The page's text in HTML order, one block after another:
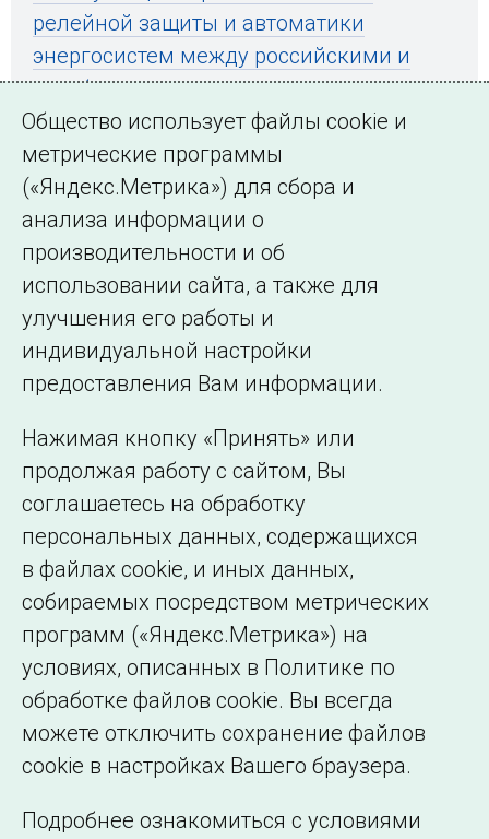
релейной защиты и автоматики
энергосистем между российскими и
зарубежными специалистами
← Все публикации
Подписаться на новости
©2005–2026 АО «СО ЕЭС»
Филиалы и
представительства
Сведения об
образовательной
организации
Общество использует файлы cookie и
метрические программы
(«Яндекс.Метрика») для сбора и
анализа информации о
производительности и об
использовании сайта, а также для
улучшения его работы и
индивидуальной настройки
предоставления Вам информации.
Нажимая кнопку «Принять» или
продолжая работу с сайтом, Вы
соглашаетесь на обработку
персональных данных, содержащихся
в файлах cookie, и иных данных,
собираемых посредством метрических
программ («Яндекс.Метрика») на
условиях, описанных в Политике по
обработке файлов cookie. Вы всегда
можете отключить сохранение файлов
cookie в настройках Вашего браузера.
Подробнее ознакомиться с условиями